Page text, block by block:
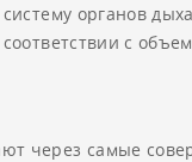
органов
с
через самые